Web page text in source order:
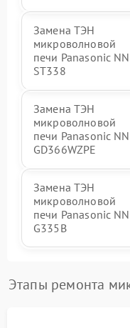
Замена ТЭН
микроволновой
печи Panasonic
ST338
Замена ТЭН
микроволновой
печи Panasonic
GD366WZPE
Замена ТЭН
микроволновой
печи Panasonic
G335B
Этапы ремонта